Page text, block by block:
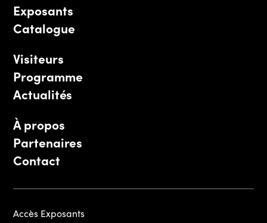
Exposants
Catalogue
Visiteurs
Programme
Actualités
À propos
Partenaires
Contact
Accès Exposants